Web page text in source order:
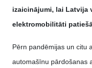
izaicinājumi, lai Latvija
elektromobilitāti
Pērn pandēmijas un citu
automašīnu pārdošanas